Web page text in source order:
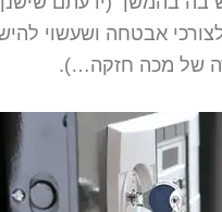
לצורכי אבטחה ושעשוי
של מכה חזקה…).